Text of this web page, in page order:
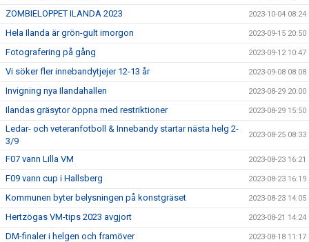
ZOMBIELOPPET ILANDA 2023 2023-10-04 08:24
Hela Ilanda är grön-gult imorgon 2023-09-15 20:50
Fotografering på gång 2023-09-12 10:47
Vi söker fler innebandytjejer 12-13 år 2023-09-08 08:08
Invigning nya Ilandahallen 2023-08-29 20:00
Ilandas gräsytor öppna med restriktioner 2023-08-29 15:50
Ledar- och veteranfotboll & Innebandy startar nästa helg 2-
3/9
2023-08-25 08:33
F07 vann Lilla VM 2023-08-23 16:21
F09 vann cup i Hallsberg 2023-08-23 16:19
Kommunen byter belysningen på konstgräset 2023-08-23 14:05
Hertzögas VM-tips 2023 avgjort 2023-08-21 14:24
DM-finaler i helgen och framöver 2023-08-18 11:17